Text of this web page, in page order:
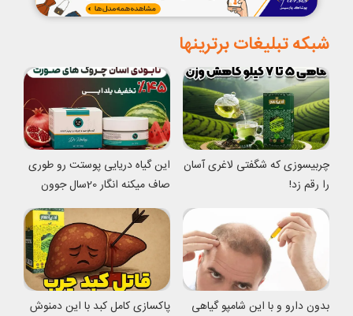
شبکه تبلیغات برترینها
چربیسوزی که شگفتی لاغری آسان
را رقم زد!
این گیاه دریایی پوستت رو طوری
صاف میکنه انگار 20سال جوون
شدی
بدون دارو و با این شامپو گیاهی پاکسازی کامل کبد با این دمنوش